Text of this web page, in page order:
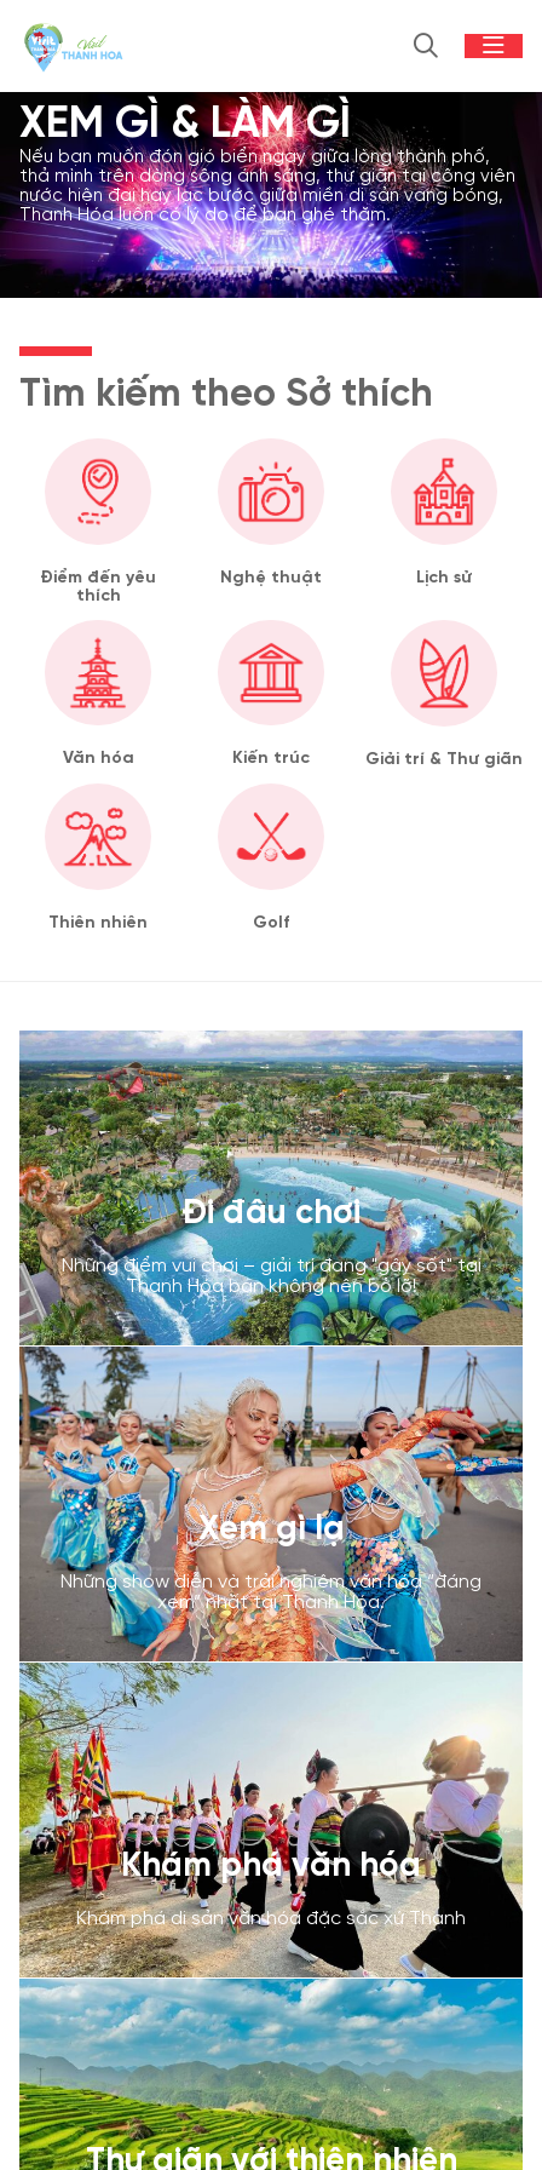
XEM GÌ & LÀM GÌ
Nếu bạn muốn đón gió biển ngay giữa lòng thành phố,
thả mình trên dòng sông ánh sáng, thư giãn tại công viên
nước hiện đại hay lạc bước giữa miền di sản vang bóng,
Thanh Hóa luôn có lý do để bạn ghé thăm.
Tìm kiếm theo Sở thích
Điểm đến yêu
thích
Nghệ thuật Lịch sử
Văn hóa Kiến trúc Giải trí & Thư giãn
Thiên nhiên Golf
Đi đâu chơi
Những điểm vui chơi – giải trí đang "gây sốt" tại
Thanh Hóa bạn không nên bỏ lỡ!
Xem gì lạ
Những show diễn và trải nghiệm văn hóa “đáng
xem” nhất tại Thanh Hóa.
Khám phá văn hóa
Khám phá di sản văn hóa đặc sắc xứ Thanh
Thư giãn với thiên nhiên